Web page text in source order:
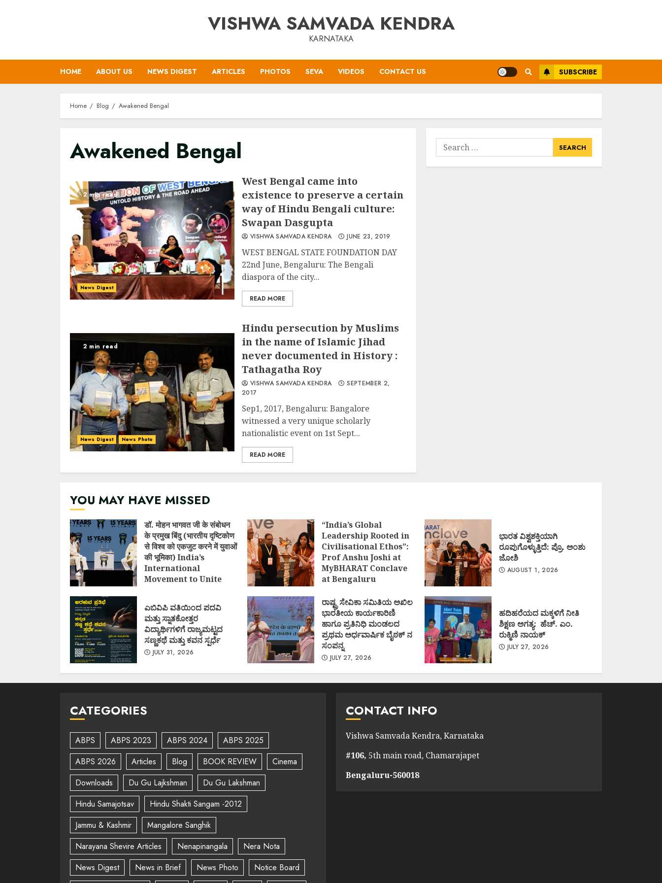
VISHWA SAMVADA KENDRA
KARNATAKA
HOME ABOUT US NEWS DIGEST ARTICLES PHOTOS SEVA VIDEOS CONTACT US SUBSCRIBE
Home Blog Awakened Bengal
Awakened Bengal
2 min read
News Digest
West Bengal came into
existence to preserve a certain
way of Hindu Bengali culture:
Swapan Dasgupta
VISHWA SAMVADA KENDRA JUNE 23, 2019
WEST BENGAL STATE FOUNDATION DAY
22nd June, Bengaluru: The Bengali
diaspora of the city...
READ MORE
2 min read
News Digest News Photo
Hindu persecution by Muslims
in the name of Islamic Jihad
never documented in History :
Tathagatha Roy
VISHWA SAMVADA KENDRA
SEPTEMBER 2,
2017
Sep1, 2017, Bengaluru: Bangalore
witnessed a very unique scholarly
nationalistic event on 1st Sept...
READ MORE
Search
for:
YOU MAY HAVE MISSED
डॉ. मोहन भागवत जी के संबोधन
के प्रमुख बिंदु (भारतीय दृष्टिकोण
से विश्व को एकजुट करने में युवाओं
की भूमिका) India’s
International
Movement to Unite
AUGUST 7, 2026
“India’s Global
Leadership Rooted in
Civilisational Ethos”:
Prof Anshu Joshi at
MyBHARAT Conclave
at Bengaluru
ಭಾರತ ವಿಶ್ವಶಕ್ತಿಯಾಗಿ
ರೂಪುಗೊಳ್ಳುತ್ತಿದೆ: ಪ್ರೊ. ಅಂಶು
ಜೋಶಿ
AUGUST 1, 2026
ಎಬಿವಿಪಿ ವತಿಯಿಂದ ಪದವಿ
ಮತ್ತು ಸ್ನಾತಕೋತ್ತರ
ವಿದ್ಯಾರ್ಥಿಗಳಿಗೆ ರಾಜ್ಯಮಟ್ಟದ
ಸಣ್ಣಕಥೆ ಮತ್ತು ಕವನ ಸ್ಪರ್ಧೆ
JULY 31, 2026
ರಾಷ್ಟ್ರ ಸೇವಿಕಾ ಸಮಿತಿಯ ಅಖಿಲ
ಭಾರತೀಯ ಕಾರ್ಯಕಾರಿಣಿ
ಹಾಗೂ ಪ್ರತಿನಿಧಿ ಮಂಡಲದ
ಪ್ರಥಮ ಅರ್ಧವಾರ್ಷಿಕ ಬೈಠಕ್ ನ
ಸಂಪನ್ನ
JULY 27, 2026
ಹದಿಹರೆಯದ ಮಕ್ಕಳಿಗೆ ನೀತಿ
ಶಿಕ್ಷಣ ಅಗತ್ಯ: ಹೆಚ್. ಎಂ.
ರುಕ್ಮಿಣಿ ನಾಯಕ್
JULY 27, 2026
CATEGORIES
ABPS ABPS 2023 ABPS 2024
ABPS 2025
ABPS 2026
Articles Blog BOOK REVIEW
Cinema
Downloads
Du Gu Lajkshman
Du Gu Lakshman
Hindu Samajotsav
Hindu Shakti Sangam -2012
Jammu & Kashmir
Mangalore Sanghik
Narayana Shevire Articles
Nenapinangala
Nera Nota
News Digest
News in Brief News Photo
Notice Board
CONTACT INFO
Vishwa Samvada Kendra, Karnataka
#106, 5th main road, Chamarajapet
Bengaluru-560018